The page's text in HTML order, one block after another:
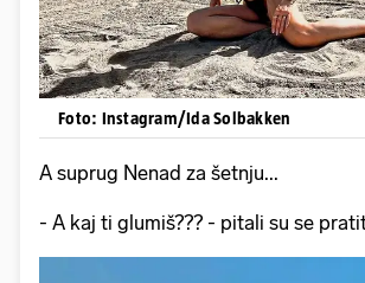
Foto: Instagram/Ida Solbakken
A suprug Nenad za šetnju...
- A kaj ti glumiš??? - pitali su se